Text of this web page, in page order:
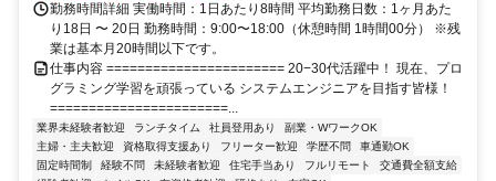
勤務時間詳細 実働時間：1日あたり8時間 平均勤務日数：1ヶ月あた
り18日 〜 20日 勤務時間：9:00〜18:00（休憩時間 1時間00分） ※残
業は基本月20時間以下です。
仕事内容 ======================= 20−30代活躍中！ 現在、プロ
グラミング学習を頑張っている システムエンジニアを目指す皆様！
=======================...
業界未経験者歓迎 ランチタイム 社員登用あり
副業・WワークOK
主婦・主夫歓迎
資格取得支援あり フリーター歓迎 学歴不問
車通勤OK
固定時間制
経験不問 未経験者歓迎 住宅手当あり フルリモート
交通費全額支給